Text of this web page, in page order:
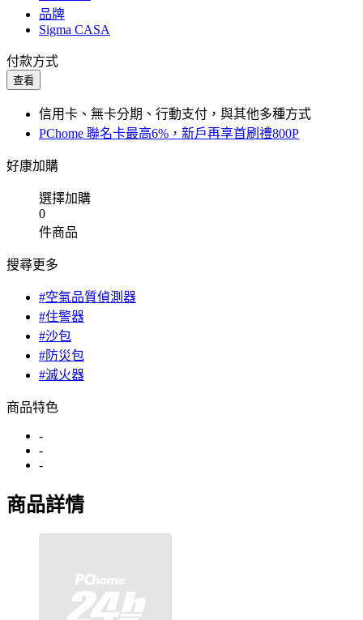
品牌
Sigma CASA
付款方式
查看
信用卡、無卡分期、行動支付，與其他多種方式
PChome 聯名卡最高6%，新戶再享首刷禮800P
好康加購
選擇加購
0
件商品
搜尋更多
#空氣品質偵測器
#住警器
#沙包
#防災包
#滅火器
商品特色
-
-
-
商品詳情